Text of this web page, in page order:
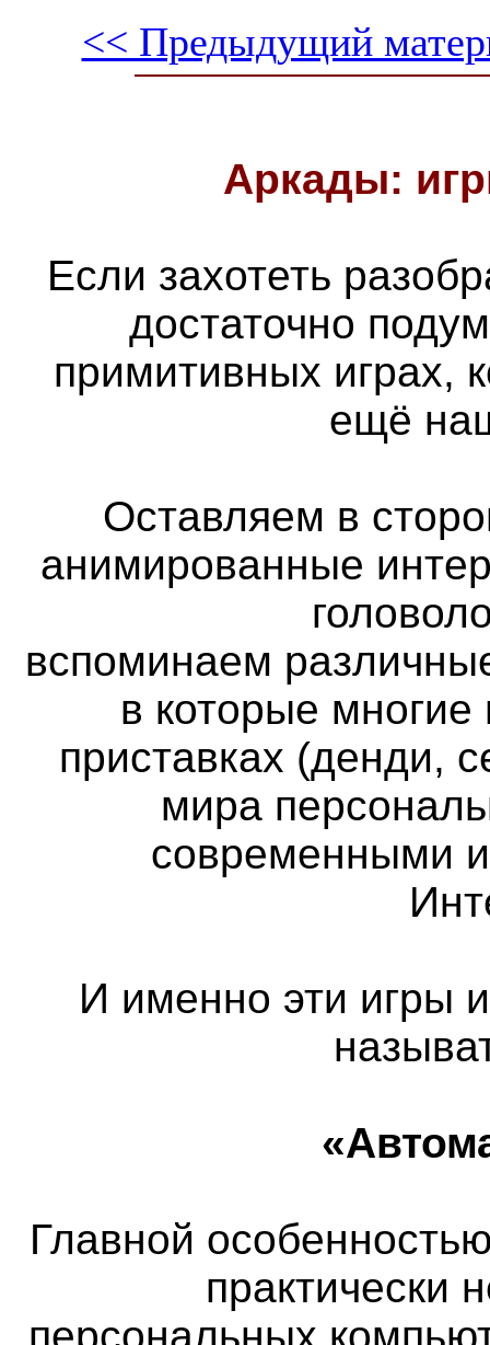
<< Предыдущий
Аркады:
Если захотеть
достаточно
примитивных играх,
ещё
Оставляем в
анимированные
вспоминаем
в которые
приставках (денди,
мира
современными
И именно эти игры
Главной
практически
персональных